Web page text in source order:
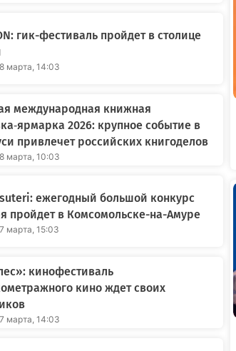
гик-фестиваль пройдет в столице
марта, 14:03
международная книжная
2026: крупное событие в
привлечет российских книгоделов
марта, 10:03
ежегодный большой конкурс
пройдет в Комсомольске-на-Амуре
марта, 15:03
кинофестиваль
кино ждет своих
марта, 14:03